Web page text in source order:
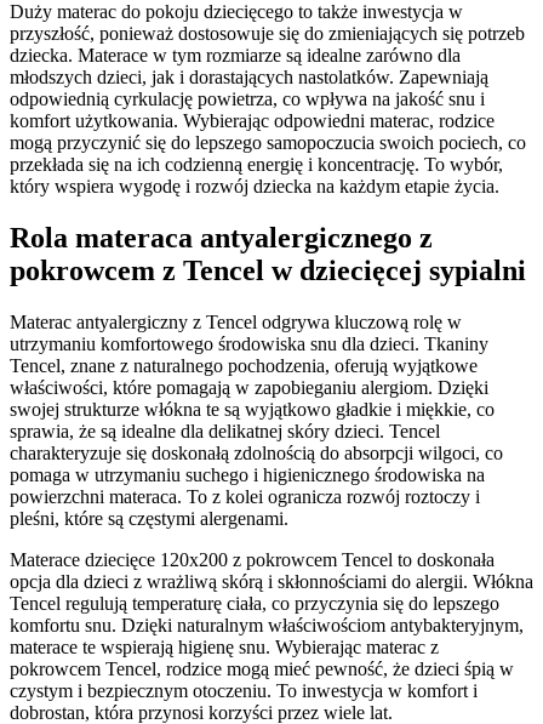
Duży materac do pokoju dziecięcego to także inwestycja w
przyszłość, ponieważ dostosowuje się do zmieniających się potrzeb
dziecka. Materace w tym rozmiarze są idealne zarówno dla
młodszych dzieci, jak i dorastających nastolatków. Zapewniają
odpowiednią cyrkulację powietrza, co wpływa na jakość snu i
komfort użytkowania. Wybierając odpowiedni materac, rodzice
mogą przyczynić się do lepszego samopoczucia swoich pociech, co
przekłada się na ich codzienną energię i koncentrację. To wybór,
który wspiera wygodę i rozwój dziecka na każdym etapie życia.
Rola materaca antyalergicznego z
pokrowcem z Tencel w dziecięcej sypialni
Materac antyalergiczny z Tencel odgrywa kluczową rolę w
utrzymaniu komfortowego środowiska snu dla dzieci. Tkaniny
Tencel, znane z naturalnego pochodzenia, oferują wyjątkowe
właściwości, które pomagają w zapobieganiu alergiom. Dzięki
swojej strukturze włókna te są wyjątkowo gładkie i miękkie, co
sprawia, że są idealne dla delikatnej skóry dzieci. Tencel
charakteryzuje się doskonałą zdolnością do absorpcji wilgoci, co
pomaga w utrzymaniu suchego i higienicznego środowiska na
powierzchni materaca. To z kolei ogranicza rozwój roztoczy i
pleśni, które są częstymi alergenami.
Materace dziecięce 120x200 z pokrowcem Tencel to doskonała
opcja dla dzieci z wrażliwą skórą i skłonnościami do alergii. Włókna
Tencel regulują temperaturę ciała, co przyczynia się do lepszego
komfortu snu. Dzięki naturalnym właściwościom antybakteryjnym,
materace te wspierają higienę snu. Wybierając materac z
pokrowcem Tencel, rodzice mogą mieć pewność, że dzieci śpią w
czystym i bezpiecznym otoczeniu. To inwestycja w komfort i
dobrostan, która przynosi korzyści przez wiele lat.